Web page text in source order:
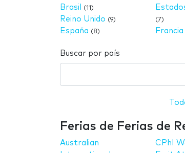
Brasil (11)
Reino Unido (9)
España (8)
(7)
Francia
Buscar por país
Ferias de Ferias de
Australian
CPhI